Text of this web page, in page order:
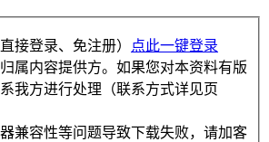
接登录、免注册）
点此一键登录
属内容提供方。如果您对本资料有版
我方进行处理（联系方式详见页
兼容性等问题导致下载失败，请加客